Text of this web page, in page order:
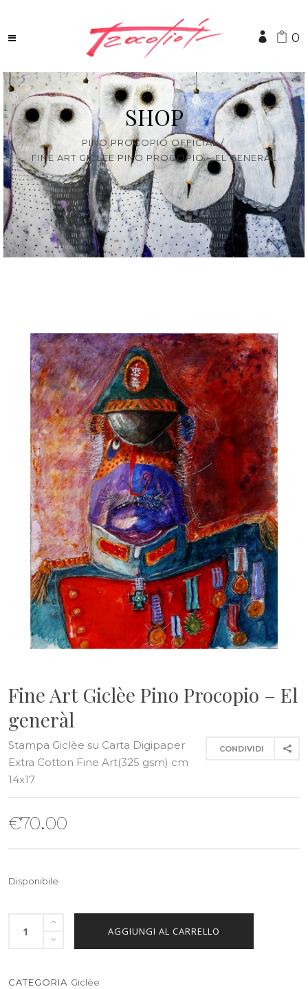
0
SHOP
PINO PROCOPIO OFFICIAL/
FINE ART GICLÈE PINO PROCOPIO – EL GENERÀL
Fine Art Giclèe Pino Procopio – El
generàl
CONDIVIDI
Stampa Giclèe su Carta Digipaper
Extra Cotton Fine Art(325 gsm) cm
14x17
€70.00
Disponibile
AGGIUNGI AL CARRELLO
CATEGORIA Giclèe